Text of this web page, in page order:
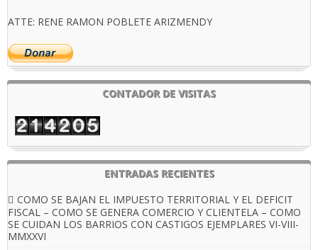
ATTE: RENE RAMON POBLETE ARIZMENDY
CONTADOR DE VISITAS
ENTRADAS RECIENTES
COMO SE BAJAN EL IMPUESTO TERRITORIAL Y EL DEFICIT
FISCAL – COMO SE GENERA COMERCIO Y CLIENTELA – COMO
SE CUIDAN LOS BARRIOS CON CASTIGOS EJEMPLARES VI-VIII-
MMXXVI